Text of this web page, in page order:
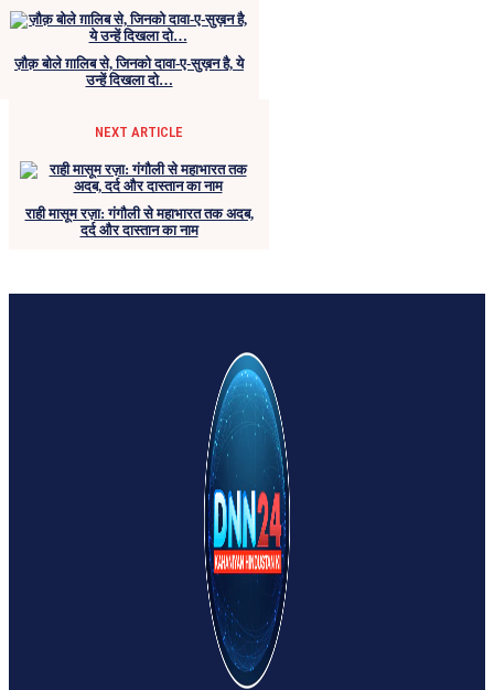
ज़ौक़ बोले ग़ालिब से, जिनको दावा-ए-सुख़न है, ये
उन्हें दिखला दो…
NEXT ARTICLE
राही मासूम रज़ा: गंगौली से महाभारत तक अदब,
दर्द और दास्तान का नाम